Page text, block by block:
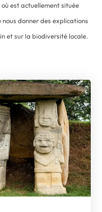
est actuellement située
nous donner des explications
et sur la biodiversité locale.